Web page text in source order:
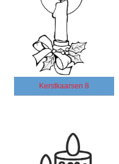
Kerstkaarsen 8